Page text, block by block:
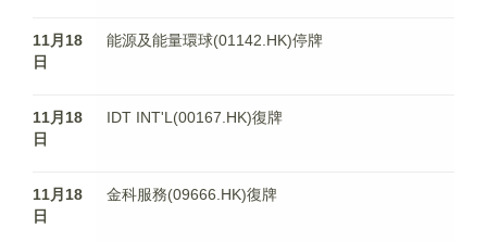
11月18
日
能源及能量環球(01142.HK)停牌
11月18
日
IDT INT'L(00167.HK)復牌
11月18
日
金科服務(09666.HK)復牌